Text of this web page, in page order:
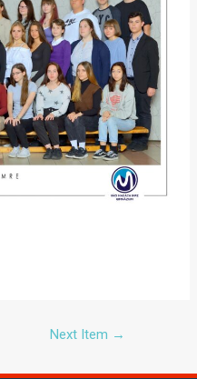
Next Item →